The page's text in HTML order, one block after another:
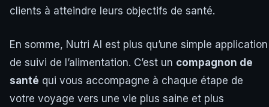
clients à atteindre leurs objectifs de santé.
En somme, Nutri AI est plus qu’une simple application
de suivi de l’alimentation. C’est un compagnon de
santé qui vous accompagne à chaque étape de
votre voyage vers une vie plus saine et plus